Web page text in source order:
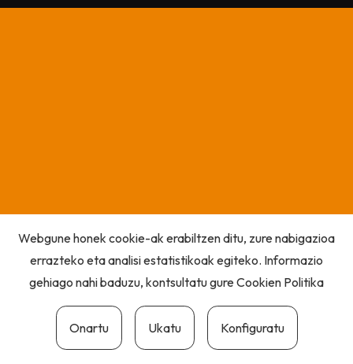
Webgune honek cookie-ak erabiltzen ditu, zure nabigazioa
errazteko eta analisi estatistikoak egiteko. Informazio
gehiago nahi baduzu, kontsultatu gureCookien Politika
Onartu Ukatu Konfiguratu